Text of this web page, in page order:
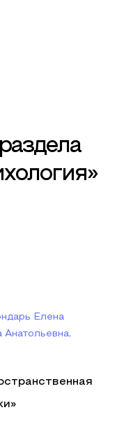
Елена
Анатольевна,